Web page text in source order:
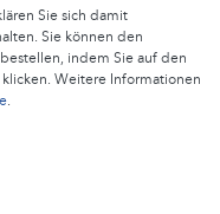
Sie sich damit
Sie können den
indem Sie auf den
Weitere Informationen
.